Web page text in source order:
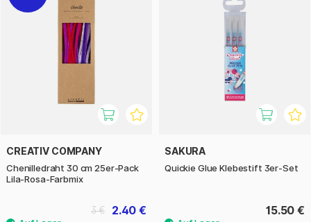
CREATIV COMPANY
Chenilledraht 30 cm 25er-Pack
Lila-Rosa-Farbmix
2.40 €
3 €
SAKURA
Quickie Glue Klebestift 3er-Set
15.50 €